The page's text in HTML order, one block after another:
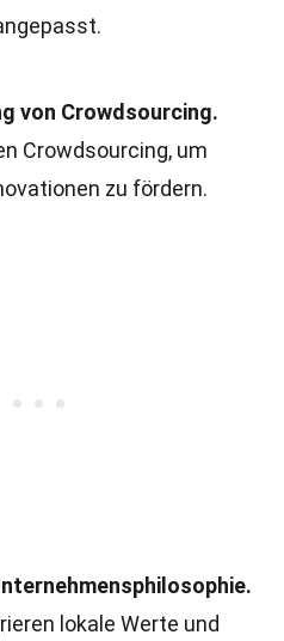
von Crowdsourcing.
Crowdsourcing, um
zu fördern.
lokale Werte und